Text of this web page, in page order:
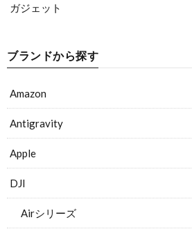
ガジェット
ブランドから探す
Amazon
Antigravity
Apple
DJI
Airシリーズ